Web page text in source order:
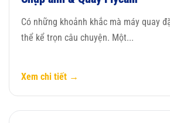
Có những khoảnh khắc mà máy quay
thể kể trọn câu chuyện. Một...
Xem chi tiết →